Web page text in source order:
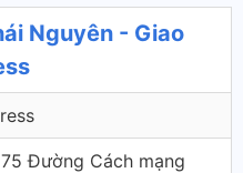
Nguyên - Giao
Đường Cách mạng